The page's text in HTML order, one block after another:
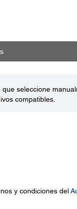
seleccione
compatibles.
y condiciones del